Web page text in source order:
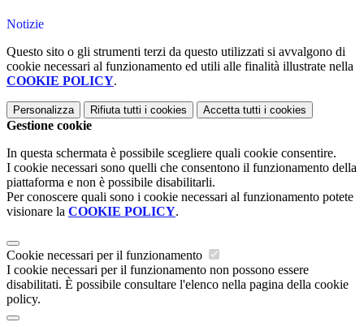
Notizie
Questo sito o gli strumenti terzi da questo utilizzati si avvalgono di
cookie necessari al funzionamento ed utili alle finalità illustrate nella
COOKIE POLICY.
Personalizza Rifiuta tutti i cookies Accetta tutti i cookies
Gestione cookie
In questa schermata è possibile scegliere quali cookie consentire.
I cookie necessari sono quelli che consentono il funzionamento della
piattaforma e non è possibile disabilitarli.
Per conoscere quali sono i cookie necessari al funzionamento potete
visionare la COOKIE POLICY.
Cookie necessari per il funzionamento
I cookie necessari per il funzionamento non possono essere
disabilitati. È possibile consultare l'elenco nella pagina della cookie
policy.